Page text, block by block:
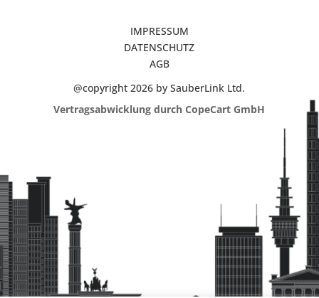
IMPRESSUM
DATENSCHUTZ
AGB
@copyright 2026 by SauberLink Ltd.
Vertragsabwicklung durch CopeCart GmbH